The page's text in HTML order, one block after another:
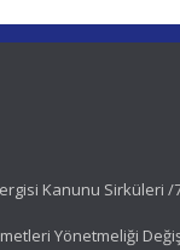
Kanunu Sirküleri /
Yönetmeliği